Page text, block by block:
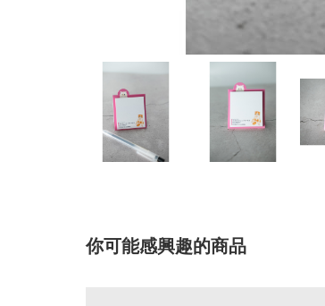
你可能感興趣的商品